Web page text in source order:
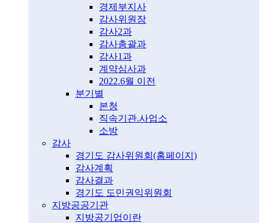
경제부지사
감사위원장
감사2과
감사총괄과
감사1과
계약심사과
2022.6월 이전
분기별
본청
직속기관.사업소
소방
감사
경기도 감사위원회(홈페이지)
감사계획
감사결과
경기도 도민권익위원회
지방공공기관
지방공기업이란